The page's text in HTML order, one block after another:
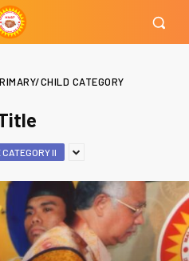
CHILD CATEGORY
II